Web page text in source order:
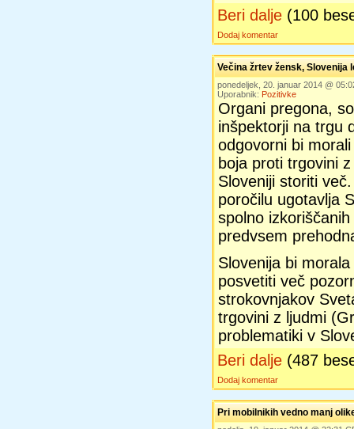
Beri dalje (100
Dodaj komentar
Večina žrtev žensk, Slovenija
ponedeljek, 20. januar 2014 @
Uporabnik: Pozitivke
Organi pregona,
inšpektorji na trgu
odgovorni bi
boja proti trgovini
Sloveniji storiti
poročilu ugotavlja
spolno
predvsem
Slovenija bi
posvetiti več
strokovnjakov
trgovini z ljudmi
problematiki v
Beri dalje (487
Dodaj komentar
Pri mobilnikih vedno manj